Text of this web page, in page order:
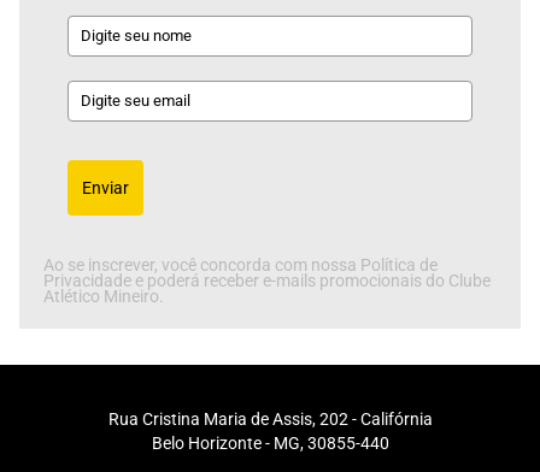
Enviar
Ao se inscrever, você concorda com nossa Política de
Privacidade e poderá receber e-mails promocionais do Clube
Atlético Mineiro.
Rua Cristina Maria de Assis, 202 - Califórnia
Belo Horizonte - MG, 30855-440